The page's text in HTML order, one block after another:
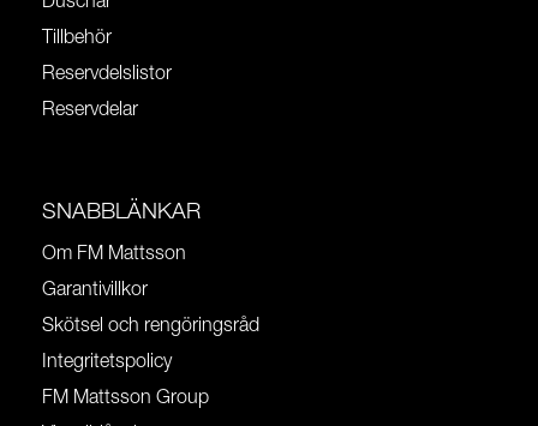
Tillbehör
Reservdelslistor
Reservdelar
SNABBLÄNKAR
Om FM Mattsson
Garantivillkor
Skötsel och rengöringsråd
Integritetspolicy
FM Mattsson Group